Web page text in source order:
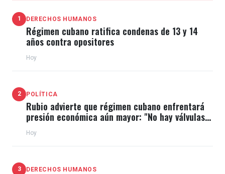
1 DERECHOS HUMANOS
Régimen cubano ratifica condenas de 13 y 14
años contra opositores
Hoy
2 POLÍTICA
Rubio advierte que régimen cubano enfrentará
presión económica aún mayor: "No hay válvulas
de escape"
Hoy
3 DERECHOS HUMANOS